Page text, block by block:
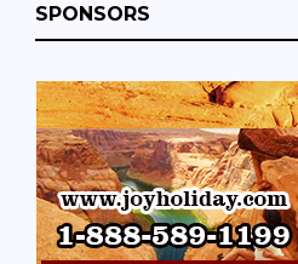
SPONSORS